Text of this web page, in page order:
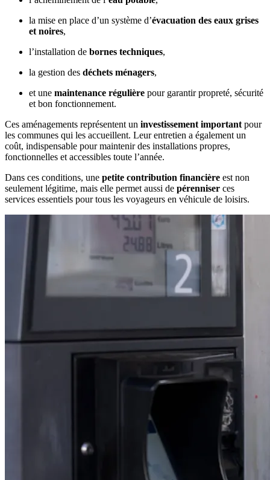
la mise en place d’un système d’évacuation des eaux grises
et noires,
l’installation de bornes techniques,
la gestion des déchets ménagers,
et une maintenance régulière pour garantir propreté, sécurité
et bon fonctionnement.
Ces aménagements représentent un investissement important pour
les communes qui les accueillent. Leur entretien a également un
coût, indispensable pour maintenir des installations propres,
fonctionnelles et accessibles toute l’année.
Dans ces conditions, une petite contribution financière est non
seulement légitime, mais elle permet aussi de pérenniser ces
services essentiels pour tous les voyageurs en véhicule de loisirs.